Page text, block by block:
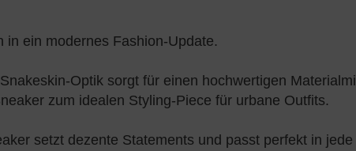
ein modernes Fashion-Update.
Optik sorgt für einen hochwertigen
zum idealen Styling-Piece für urbane Outfits.
setzt dezente Statements und passt perfekt in